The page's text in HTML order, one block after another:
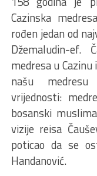
Cazinska
rođen jedan od
Džemaludin-ef.
medresa u
našu
vrijednosti:
bosanski
vizije reisa
poticao da se
Handanović.